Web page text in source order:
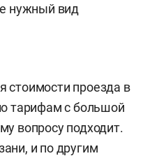
нужный вид
стоимости проезда в
тарифам с большой
вопросу подходит.
и по другим